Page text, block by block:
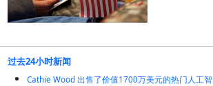
过去24小时新闻
Cathie Wood 出售了价值1700万美元的热门人工智